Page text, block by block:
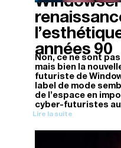
années 90
Non, ce ne sont
mais bien la
futuriste de
label de mode
de l’espace en
cyber-futuristes
Lire la suite